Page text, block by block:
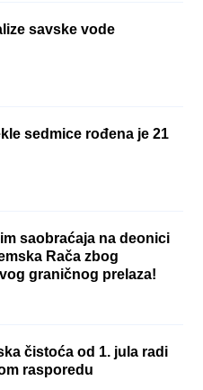
savske vode
sedmice rođena je 21
saobraćaja na deonici
Rača zbog
graničnog prelaza!
čistoća od 1. jula radi
rasporedu